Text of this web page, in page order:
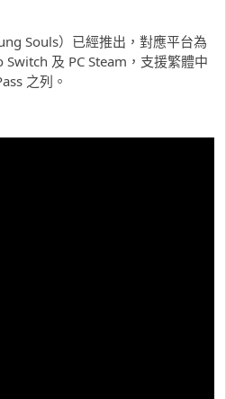
Souls）已經推出，對應平台為
及 PC Steam，支援繁體中
之列。